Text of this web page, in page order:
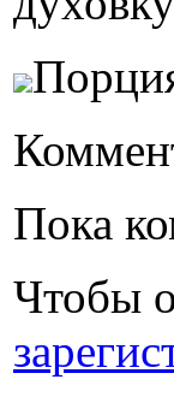
Пока
Чтобы